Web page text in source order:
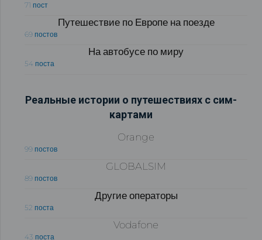
71 пост
Путешествие по Европе на поезде
69 постов
На автобусе по миру
54 поста
Реальные истории о путешествиях с сим-
картами
Orange
99 постов
GLOBALSIM
89 постов
Другие операторы
52 поста
Vodafone
43 поста